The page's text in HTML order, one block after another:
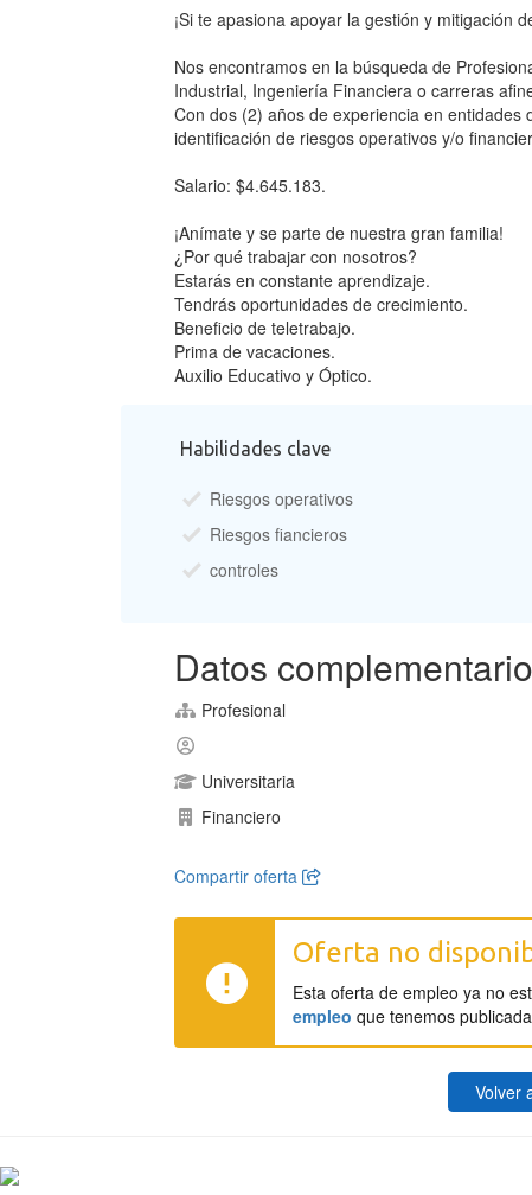
¡Si te apasiona apoyar la gestión y mitigación
Nos encontramos en la búsqueda de
Industrial, Ingeniería Financiera o carreras
Con dos (2) años de experiencia en
identificación de riesgos operativos y/o
Salario: $4.645.183.
¡Anímate y se parte de nuestra gran familia!
¿Por qué trabajar con nosotros?
Estarás en constante aprendizaje.
Tendrás oportunidades de crecimiento.
Beneficio de teletrabajo.
Prima de vacaciones.
Auxilio Educativo y Óptico.
Habilidades clave
Riesgos operativos
Riesgos fiancieros
controles
Datos
Profesional
Universitaria
Financiero
Compartir oferta
Oferta no
Esta oferta de empleo ya no
empleo que tenemos
Volver